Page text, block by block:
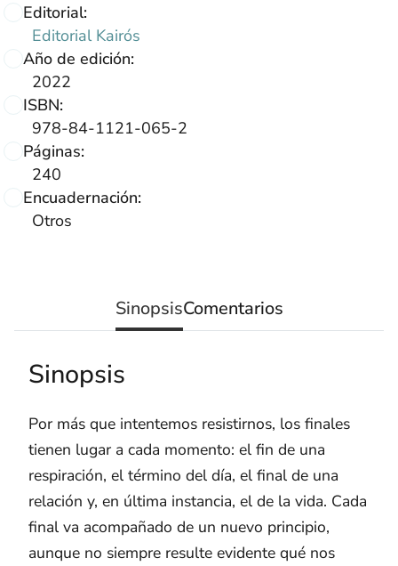
Editorial:
Editorial Kairós
Año de edición:
2022
ISBN:
978-84-1121-065-2
Páginas:
240
Encuadernación:
Otros
SinopsisComentarios
Sinopsis
Por más que intentemos resistirnos, los finales
tienen lugar a cada momento: el fin de una
respiración, el término del día, el final de una
relación y, en última instancia, el de la vida. Cada
final va acompañado de un nuevo principio,
aunque no siempre resulte evidente qué nos